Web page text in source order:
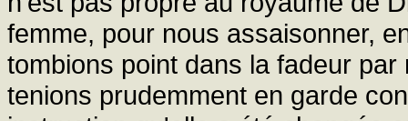
femme, pour nous assaisonner,
tombions point dans la fadeur
tenions prudemment en garde